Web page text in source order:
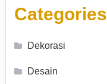
Categories
Dekorasi
Desain